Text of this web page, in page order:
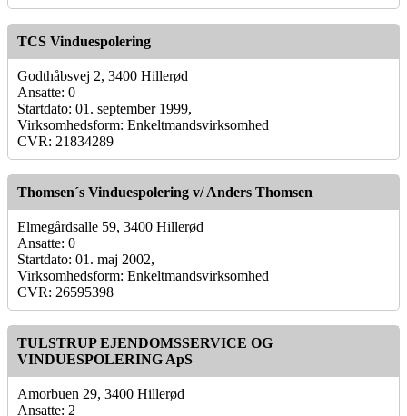
TCS Vinduespolering
Godthåbsvej 2, 3400 Hillerød
Ansatte: 0
Startdato: 01. september 1999,
Virksomhedsform: Enkeltmandsvirksomhed
CVR: 21834289
Thomsen´s Vinduespolering v/ Anders Thomsen
Elmegårdsalle 59, 3400 Hillerød
Ansatte: 0
Startdato: 01. maj 2002,
Virksomhedsform: Enkeltmandsvirksomhed
CVR: 26595398
TULSTRUP EJENDOMSSERVICE OG
VINDUESPOLERING ApS
Amorbuen 29, 3400 Hillerød
Ansatte: 2